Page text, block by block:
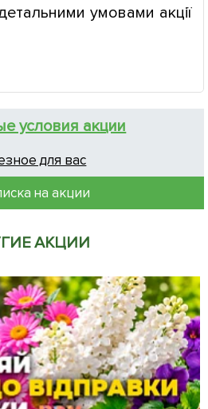
умовами акції
условия акции
для вас
на акции
АКЦИИ